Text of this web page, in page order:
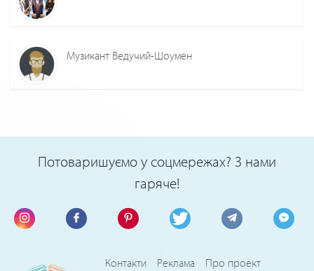
Музикант Ведучий-Шоумен
Потоваришуємо у соцмережах? З нами
гаряче!
Контакти Реклама
Про проект